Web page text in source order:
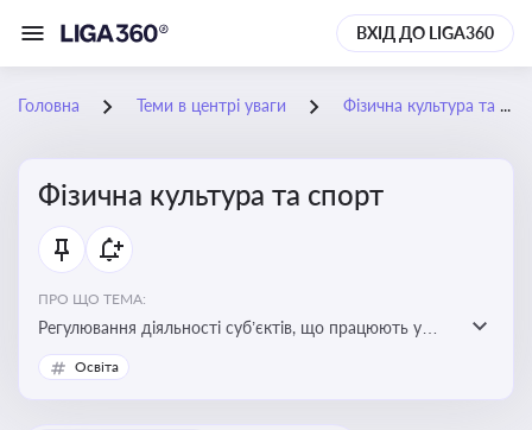
ВХІД ДО LIGA360
Головна Теми в центрі уваги Фізична культура та спорт
Фізична культура та спорт
ПРО ЩО ТЕМА:
Регулювання діяльності суб’єктів, що працюють у
сфері фізичної культури та спорту, включаючи
оздоровлення населення, професійний і аматорський
Освіта